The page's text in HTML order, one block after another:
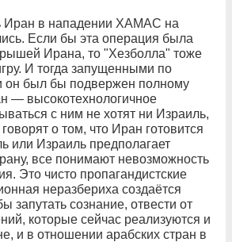
Иран в нападении ХАМАС на
Если бы эта операция была
Ирана, то "Хезболла" тоже
И тогда запущенными по
он был бы подвержен полному
— высокотехнологичное
с ним не хотят ни Израиль,
о том, что Иран готовится
или Израиль предполагает
все понимают невозможность
Это чисто пропагандистские
неразбериха создаётся
запутать сознание, отвести от
которые сейчас реализуются и
и в отношении арабских стран в